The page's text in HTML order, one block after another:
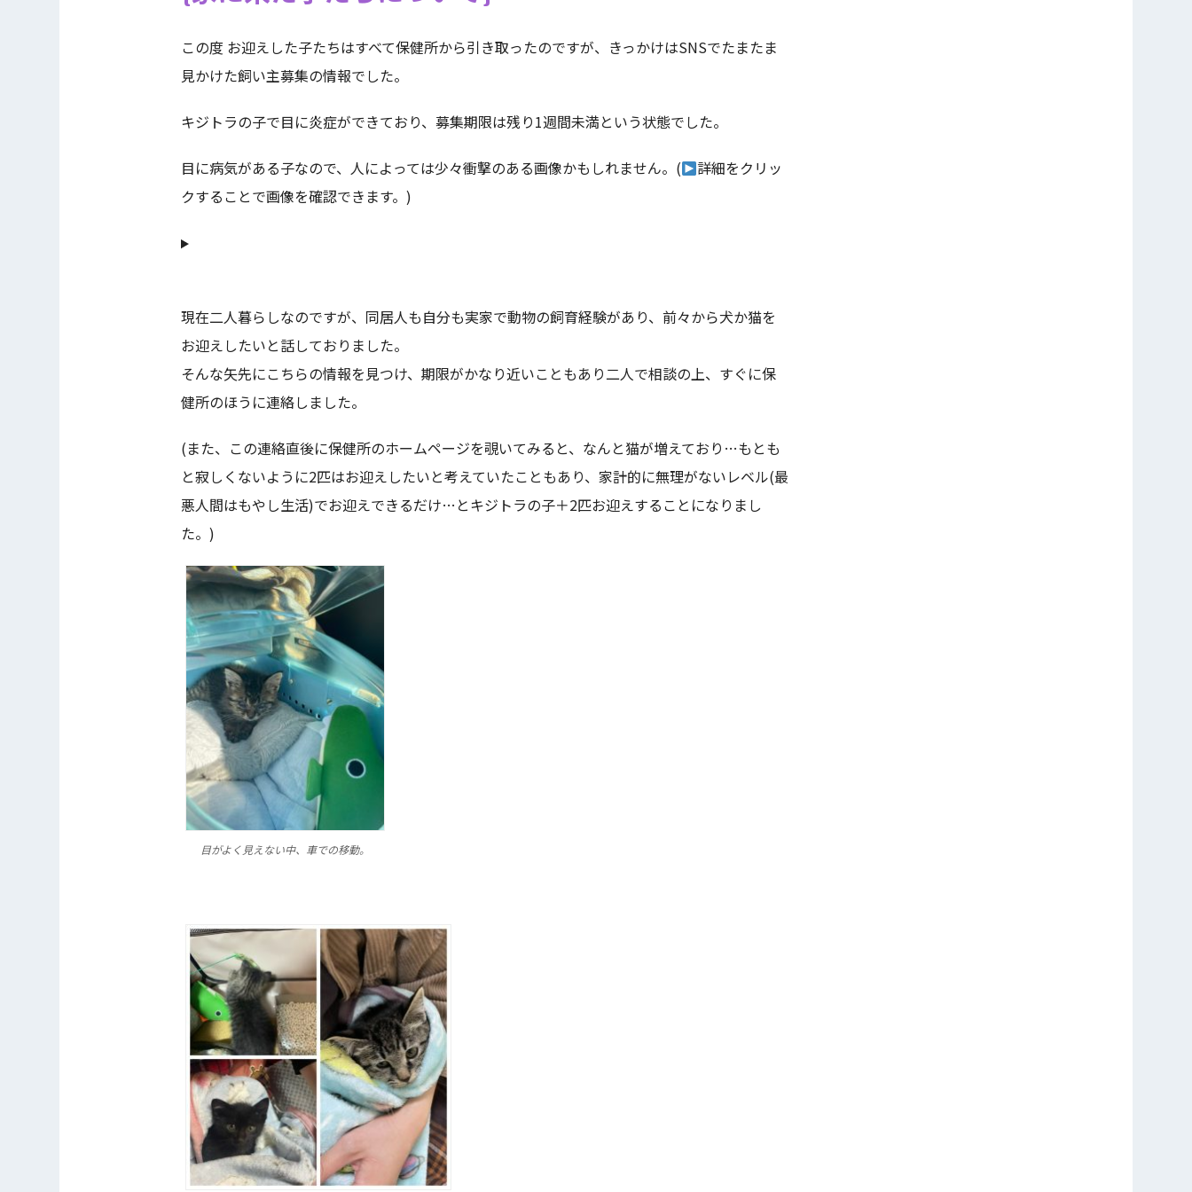
この度 お迎えした子たちはすべて保健所から引き取ったのですが、きっかけはSNSでたまたま
見かけた飼い主募集の情報でした。
キジトラの子で目に炎症ができており、募集期限は残り1週間未満という状態でした。
目に病気がある子なので、人によっては少々衝撃のある画像かもしれません。(
詳細をクリッ
クすることで画像を確認できます。)
現在二人暮らしなのですが、同居人も自分も実家で動物の飼育経験があり、前々から犬か猫を
お迎えしたいと話しておりました。
そんな矢先にこちらの情報を見つけ、期限がかなり近いこともあり二人で相談の上、すぐに保
健所のほうに連絡しました。
(また、この連絡直後に保健所のホームページを覗いてみると、なんと猫が増えており…もとも
と寂しくないように2匹はお迎えしたいと考えていたこともあり、家計的に無理がないレベル(最
悪人間はもやし生活)でお迎えできるだけ…とキジトラの子＋2匹お迎えすることになりまし
た。)
目がよく見えない中、車での移動。